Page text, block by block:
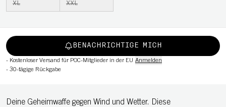
XL XXL
BENACHRICHTIGE MICH
- Kostenloser Versand für POC-Mitglieder in der EU Anmelden
- 30-tägige Rückgabe
Deine Geheimwaffe gegen Wind und Wetter. Diese